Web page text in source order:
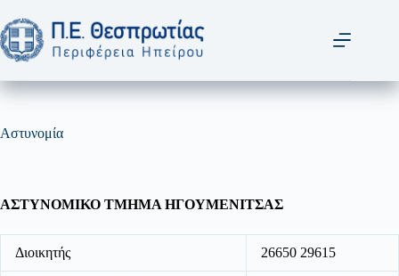
στο
περιεχόμενο
Αστυνομία
ΑΣΤΥΝΟΜΙΚΟ ΤΜΗΜΑ ΗΓΟΥΜΕΝΙΤΣΑΣ
Διοικητής 26650 29615